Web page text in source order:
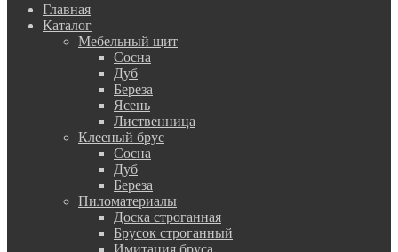
Главная
Каталог
Мебельный щит
Сосна
Дуб
Береза
Ясень
Лиственница
Клееный брус
Сосна
Дуб
Береза
Пиломатериалы
Доска строганная
Брусок строганный
Имитация бруса